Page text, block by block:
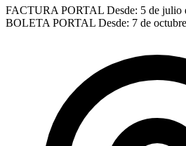
FACTURA PORTAL Desde: 5 de julio
BOLETA PORTAL Desde: 7 de